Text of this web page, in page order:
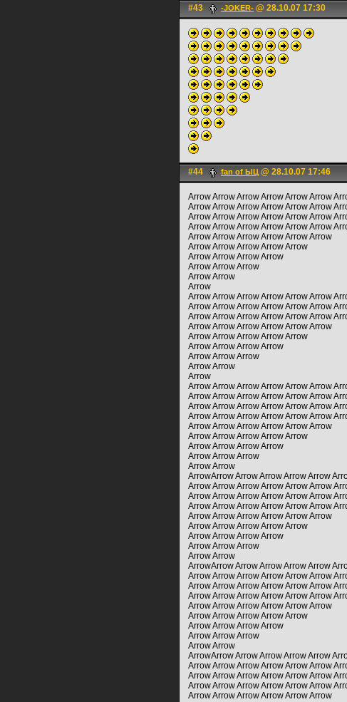
#43 -JOKER- @ 28.10.07 17:30
#44 fan of ЫЦ @ 28.10.07 17:46
Arrow Arrow Arrow Arrow Arrow Arrow
Arrow Arrow Arrow Arrow Arrow Arrow
Arrow Arrow Arrow Arrow Arrow Arrow
Arrow Arrow Arrow Arrow Arrow Arrow
Arrow Arrow Arrow Arrow Arrow Arrow
Arrow Arrow Arrow Arrow Arrow
Arrow Arrow Arrow Arrow
Arrow Arrow Arrow
Arrow Arrow
Arrow
Arrow Arrow Arrow Arrow Arrow Arrow
Arrow Arrow Arrow Arrow Arrow Arrow
Arrow Arrow Arrow Arrow Arrow Arrow
Arrow Arrow Arrow Arrow Arrow Arrow
Arrow Arrow Arrow Arrow Arrow
Arrow Arrow Arrow Arrow
Arrow Arrow Arrow
Arrow Arrow
Arrow
Arrow Arrow Arrow Arrow Arrow Arrow
Arrow Arrow Arrow Arrow Arrow Arrow
Arrow Arrow Arrow Arrow Arrow Arrow
Arrow Arrow Arrow Arrow Arrow Arrow
Arrow Arrow Arrow Arrow Arrow Arrow
Arrow Arrow Arrow Arrow Arrow
Arrow Arrow Arrow Arrow
Arrow Arrow Arrow
Arrow Arrow
ArrowArrow Arrow Arrow Arrow Arrow
Arrow Arrow Arrow Arrow Arrow Arrow
Arrow Arrow Arrow Arrow Arrow Arrow
Arrow Arrow Arrow Arrow Arrow Arrow
Arrow Arrow Arrow Arrow Arrow Arrow
Arrow Arrow Arrow Arrow Arrow
Arrow Arrow Arrow Arrow
Arrow Arrow Arrow
Arrow Arrow
ArrowArrow Arrow Arrow Arrow Arrow
Arrow Arrow Arrow Arrow Arrow Arrow
Arrow Arrow Arrow Arrow Arrow Arrow
Arrow Arrow Arrow Arrow Arrow Arrow
Arrow Arrow Arrow Arrow Arrow Arrow
Arrow Arrow Arrow Arrow Arrow
Arrow Arrow Arrow Arrow
Arrow Arrow Arrow
Arrow Arrow
ArrowArrow Arrow Arrow Arrow Arrow
Arrow Arrow Arrow Arrow Arrow Arrow
Arrow Arrow Arrow Arrow Arrow Arrow
Arrow Arrow Arrow Arrow Arrow Arrow
Arrow Arrow Arrow Arrow Arrow Arrow